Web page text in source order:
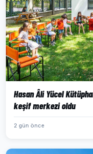
Hasan Âli Yücel
keşif merkezi oldu
2 gün önce